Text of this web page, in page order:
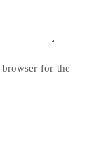
for the